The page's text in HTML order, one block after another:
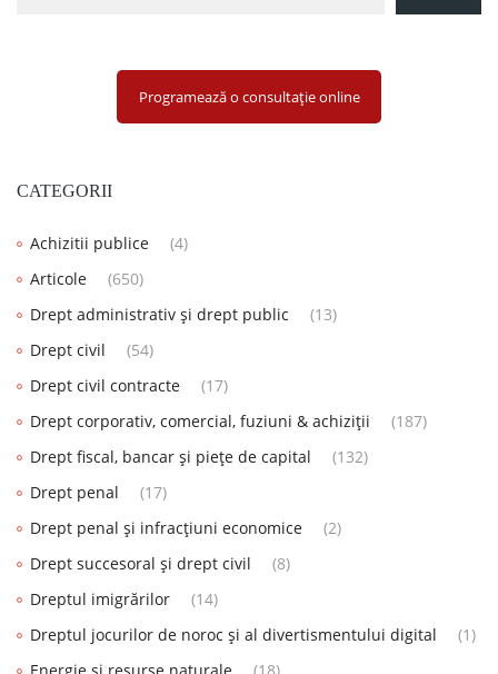
Programează o consultație online
CATEGORII
Achizitii publice
(4)
Articole
(650)
Drept administrativ și drept public
(13)
Drept civil
(54)
Drept civil contracte
(17)
Drept corporativ, comercial, fuziuni & achiziții
(187)
Drept fiscal, bancar și piețe de capital
(132)
Drept penal
(17)
Drept penal și infracțiuni economice
(2)
Drept succesoral și drept civil
(8)
Dreptul imigrărilor
(14)
Dreptul jocurilor de noroc și al divertismentului digital
(1)
Energie și resurse naturale
(18)